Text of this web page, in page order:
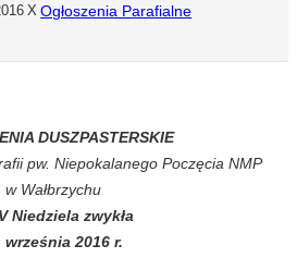
X Ogłoszenia Parafialne
DUSZPASTERSKIE
pw. Niepokalanego Poczęcia NMP
w Wałbrzychu
Niedziela zwykła
września 2016 r.